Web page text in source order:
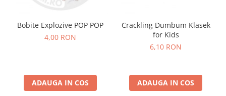
Bobite Explozive POP POP
4,00 RON
ADAUGA IN COS
Crackling Dumbum Klasek
for Kids
6,10 RON
ADAUGA IN COS